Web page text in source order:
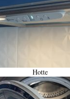
Hotte